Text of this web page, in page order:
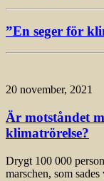
”En seger för
20 november, 2021
Är motståndet
klimatrörelse?
Drygt 100 000
marschen, som